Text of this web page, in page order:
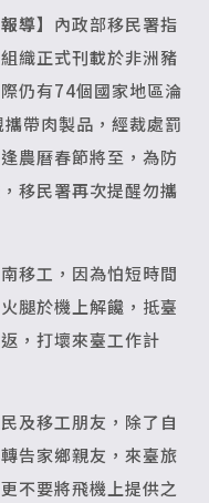
導】 內政部移民署指
織正式刊載於非洲豬
仍有74個國家地區淪
帶肉製品，經裁處罰
農曆春節將至，為防
移民署再次提醒勿攜
移工，因為怕短時間
腿於機上解饞，抵臺
，打壞來臺工作計
及移工朋友，除了自
告家鄉親友，來臺旅
不要將飛機上提供之